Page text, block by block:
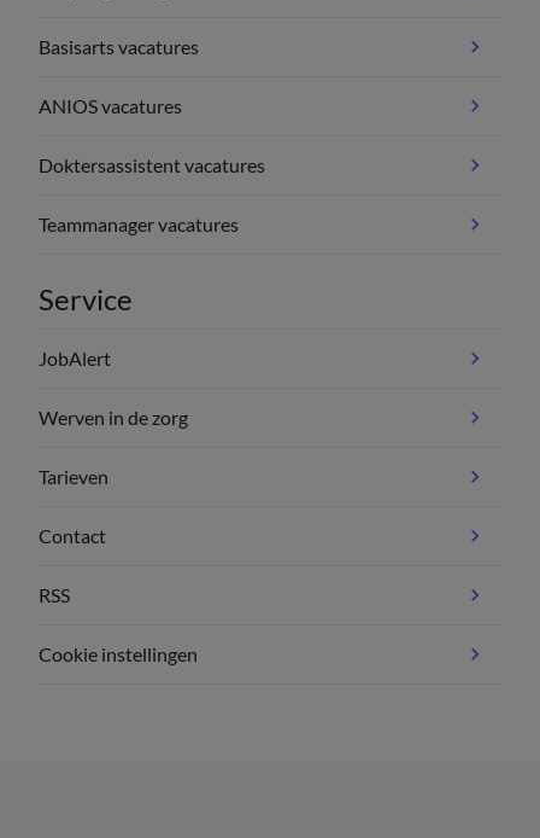
Basisarts vacatures
ANIOS vacatures
Doktersassistent vacatures
Teammanager vacatures
Service
JobAlert
Werven in de zorg
Tarieven
Contact
RSS
Cookie instellingen